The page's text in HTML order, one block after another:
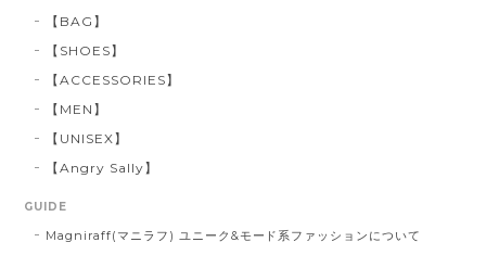
【BAG】
【SHOES】
【ACCESSORIES】
【MEN】
【UNISEX】
【Angry Sally】
GUIDE
Magniraff(マニラフ) ユニーク&モード系ファッションについて